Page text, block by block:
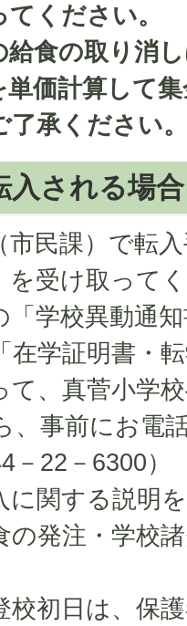
ください。
給食の取り消
単価計算して
了承ください
入される場合
市民課）で転
を受け取って
「学校異動通
在学証明書・
て、真菅小学
、事前にお電
－22－6300）
に関する説明
の発注・学校
校初日は、保